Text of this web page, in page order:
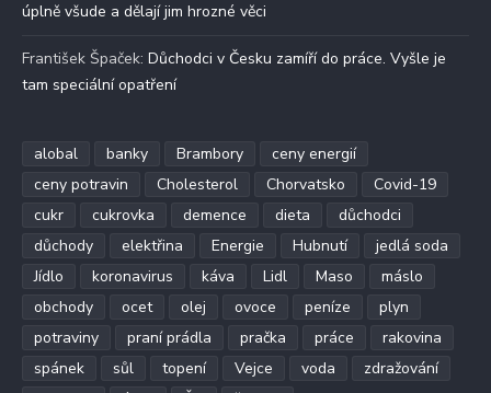
úplně všude a dělají jim hrozné věci
František Špaček: Důchodci v Česku zamíří do práce. Vyšle je
tam speciální opatření
alobal banky Brambory
ceny energií
ceny potravin
Cholesterol Chorvatsko
Covid-19
cukr
cukrovka demence dieta
důchodci
důchody
elektřina Energie Hubnutí
jedlá soda
Jídlo
koronavirus káva Lidl Maso
máslo
obchody
ocet olej ovoce peníze
plyn
potraviny
praní prádla pračka práce
rakovina
spánek
sůl topení Vejce voda
zdražování